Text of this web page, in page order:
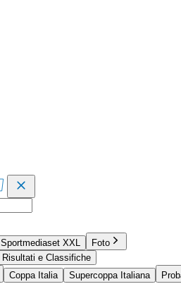
Sportmediaset XXL
Foto
Risultati e Classifiche
Coppa Italia Supercoppa Italiana